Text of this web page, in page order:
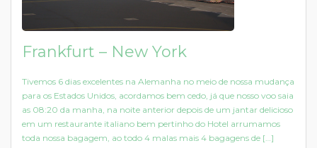
Frankfurt – New York
Tivemos 6 dias excelentes na Alemanha no meio de nossa mudança
para os Estados Unidos, acordamos bem cedo, já que nosso voo saia
as 08:20 da manha, na noite anterior depois de um jantar delicioso
em um restaurante italiano bem pertinho do Hotel arrumamos
toda nossa bagagem, ao todo 4 malas mais 4 bagagens de […]